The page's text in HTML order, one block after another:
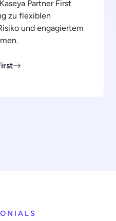
Partner First
zu flexiblen
und engagiertem